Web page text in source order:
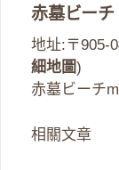
赤墓ビーチ
地址:〒905-
細地圖)
赤墓ビーチ
相關文章